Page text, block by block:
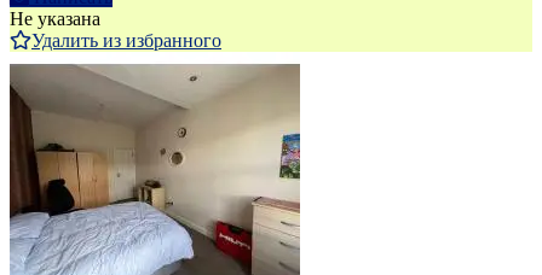
Не указана
Удалить из избранного